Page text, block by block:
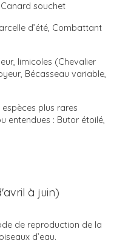
souchet
d’été, Combattant
limicoles (Chevalier
Bécasseau variable,
plus rares
entendues : Butor étoilé,
à juin)
de reproduction de la
d’eau.